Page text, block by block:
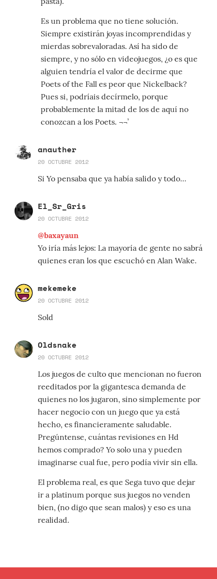
Es un problema que no tiene solución.
Siempre existirán joyas incomprendidas y
mierdas sobrevaloradas. Así ha sido de
siempre, y no sólo en videojuegos, ¿o es que
alguien tendría el valor de decirme que
Poets of the Fall es peor que Nickelback?
Pues si, podríais decírmelo, porque
probablemente la mitad de los de aquí no
conozcan a los Poets. ¬¬’
anauther
20 OCTUBRE 2012
Si Yo pensaba que ya había salido y todo…
El_Sr_Gris
20 OCTUBRE 2012
@baxayaun
Yo iría más lejos: La mayoría de gente no sabrá
quienes eran los que escuchó en Alan Wake.
mekemeke
20 OCTUBRE 2012
Sold
Oldsnake
20 OCTUBRE 2012
Los juegos de culto que mencionan no fueron
reeditados por la gigantesca demanda de
quienes no los jugaron, sino simplemente por
hacer negocio con un juego que ya está
hecho, es financieramente saludable.
Pregúntense, cuántas revisiones en Hd
hemos comprado? Yo solo una y pueden
imaginarse cual fue, pero podía vivir sin ella.
El problema real, es que Sega tuvo que dejar
ir a platinum porque sus juegos no venden
bien, (no digo que sean malos) y eso es una
realidad.